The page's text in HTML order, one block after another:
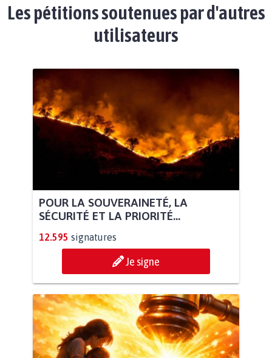
Les pétitions soutenues par d'autres
utilisateurs
POUR LA SOUVERAINETÉ, LA
SÉCURITÉ ET LA PRIORITÉ...
12.595 signatures
Je signe